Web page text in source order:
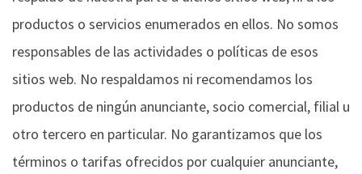
productos o servicios enumerados en ellos. No somos
responsables de las actividades o políticas de esos
sitios web. No respaldamos ni recomendamos los
productos de ningún anunciante, socio comercial, filial u
otro tercero en particular. No garantizamos que los
términos o tarifas ofrecidos por cualquier anunciante,